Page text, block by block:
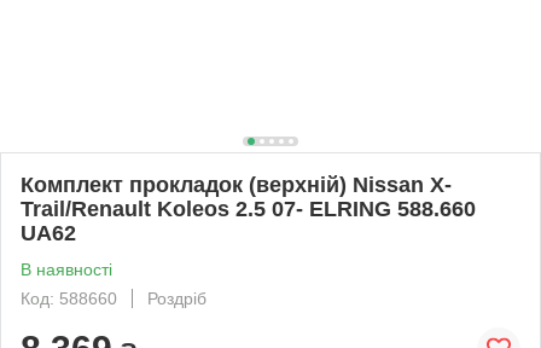
Комплект прокладок (верхній) Nissan X-
Trail/Renault Koleos 2.5 07- ELRING 588.660
UA62
В наявності
Код: 588660
Роздріб